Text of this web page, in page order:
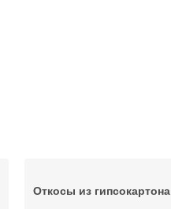
Откосы из гипсокартона